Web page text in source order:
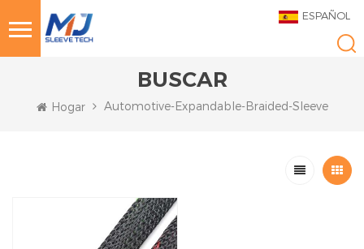
ESPAÑOL
BUSCAR
Hogar Automotive-Expandable-Braided-Sleeve